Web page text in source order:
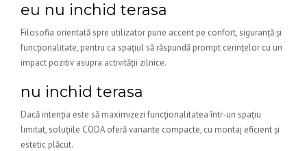
eu nu inchid terasa
Filosofia orientată spre utilizator pune accent pe confort, siguranță și
funcționalitate, pentru ca spațiul să răspundă prompt cerințelor cu un
impact pozitiv asupra activității zilnice.
nu inchid terasa
Dacă intenția este să maximizezi funcționalitatea într-un spațiu
limitat, soluțiile CODA oferă variante compacte, cu montaj eficient și
estetic plăcut.